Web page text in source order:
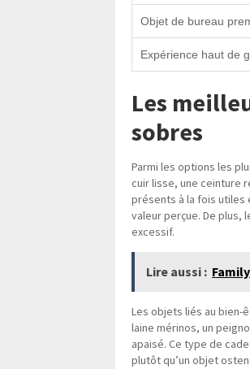
Objet de bureau
Expérience haut de
Les
sobres
Parmi les options les
cuir lisse, une ceinture
présents à la fois utiles
valeur perçue. De plus,
excessif.
Lire aussi :
Les objets liés au bien-
laine mérinos, un
apaisé. Ce type de
plutôt qu’un objet